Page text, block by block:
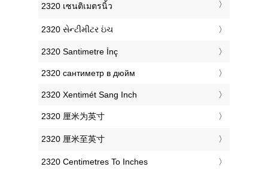
‎2320 เซนติเมตรนิ้ว
‎2320 સેન્ટીમીટર ઇંચ
‎2320 Santimetre İnç
‎2320 сантиметр в дюйм
‎2320 Xentimét Sang Inch
‎2320 厘米为英寸
‎2320 厘米至英寸
‎2320 Centimetres To Inches